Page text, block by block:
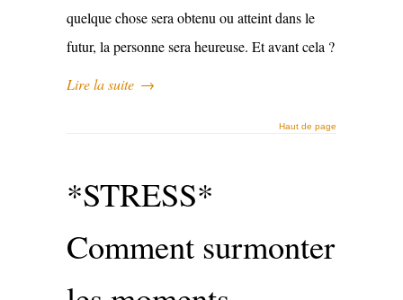
quelque chose sera obtenu ou atteint dans le
futur, la personne sera heureuse. Et avant cela ?
Lire la suite →
Haut de page
*STRESS*
Comment surmonter